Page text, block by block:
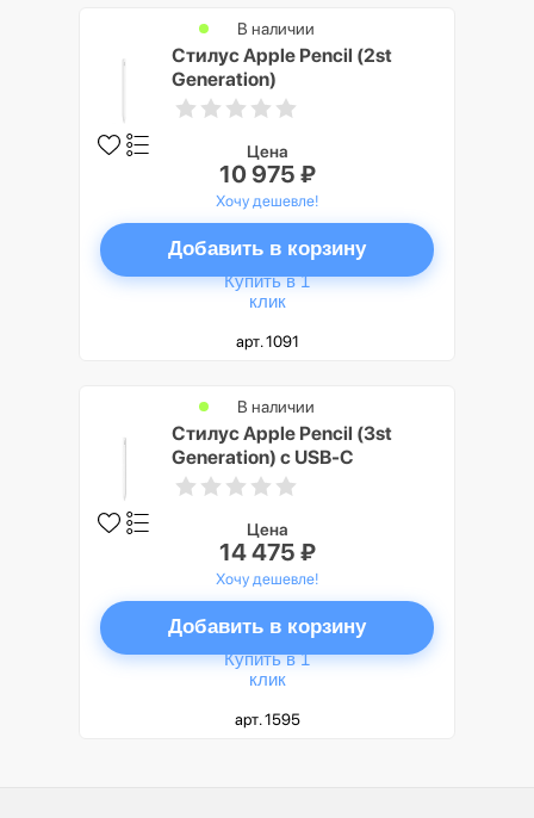
Стилус Apple Pencil (2st
Generation)
В наличии
Цена
10 975 ₽
Хочу дешевле!
Добавить в корзину
Купить в 1
клик
арт. 1091
Стилус Apple Pencil (3st
Generation) с USB-C
В наличии
Цена
14 475 ₽
Хочу дешевле!
Добавить в корзину
Купить в 1
клик
арт. 1595